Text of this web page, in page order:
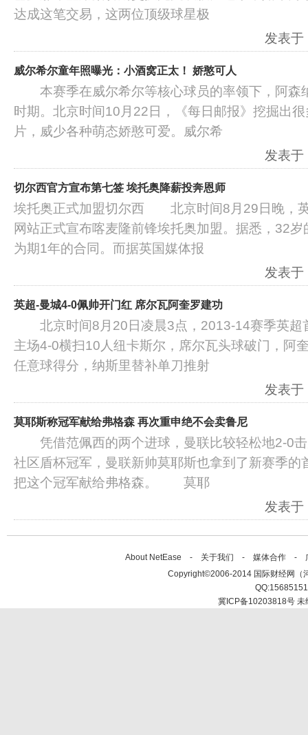
达成这笔交易，这两位顶级球星极
发表
威尔希尔童年照曝光：小酒窝正太！ 娇憨可人
本赛季在威尔希尔等核心球员的率领下，阿森
时期。北京时间10月22日，《每日邮报》挖掘出
片，威少各种萌态娇憨可爱。威尔希
发表
切尔西官方宣布第七签 埃托奥降薪投奔恩师
埃托奥正式加盟切尔西 北京时间8月29日晚，
网站正式宣布喀麦隆前锋埃托奥加盟。据悉，32
为期1年的合同。而据英国媒体报
发表
英超-曼城4-0佩帅开门红 席尔瓦阿奎罗建功
北京时间8月20日凌晨3点，2013-14赛季英超
主场4-0横扫10人纽卡斯尔，席尔瓦头球破门，阿
任意球得分，纳斯里替补单刀推射
发表
莫耶斯称冠军献给弗格森 再次重申绝不会卖鲁尼
凭借范佩西的两个进球，曼联比较轻松地2-0击
社区盾杯冠军，曼联新帅莫耶斯也拿到了新赛季的
把这个冠军献给弗格森。 莫耶
发表
About NetEase - 关于我们 - 媒体合作 -
Copyright©2006-2014 国际财经网（
冀ICP备10203818号 未